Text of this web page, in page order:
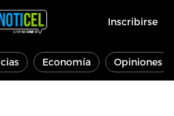
Inscribirse
Economía Opiniones